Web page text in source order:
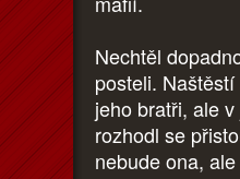
Nechtěl
posteli.
jeho bratři, ale
rozhodl se
nebude ona,